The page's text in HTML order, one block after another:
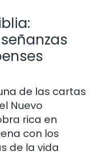
de las cartas
Nuevo
rica en
con los
de la vida